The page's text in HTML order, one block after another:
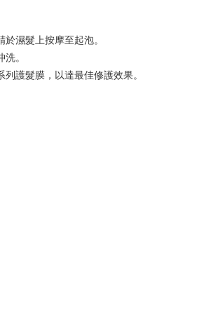
濕髮上按摩至起泡。
。
護髮膜，以達最佳修護效果。